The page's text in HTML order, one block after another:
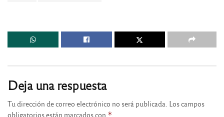
Deja una respuesta
Tu dirección de correo electrónico no será publicada. Los campos
obligatorios están marcados con *